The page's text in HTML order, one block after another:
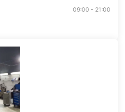
09:00 - 21:00